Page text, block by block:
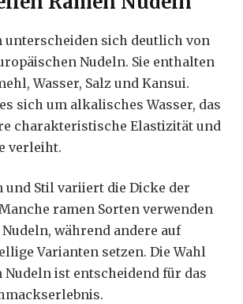
unterscheiden sich deutlich von
Nudeln. Sie enthalten
Wasser, Salz und Kansui.
sich um alkalisches Wasser, das
charakteristische Elastizität und
verleiht.
und Stil variiert die Dicke der
ramen Sorten verwenden
während andere auf
Varianten setzen. Die Wahl
Nudeln ist entscheidend für das